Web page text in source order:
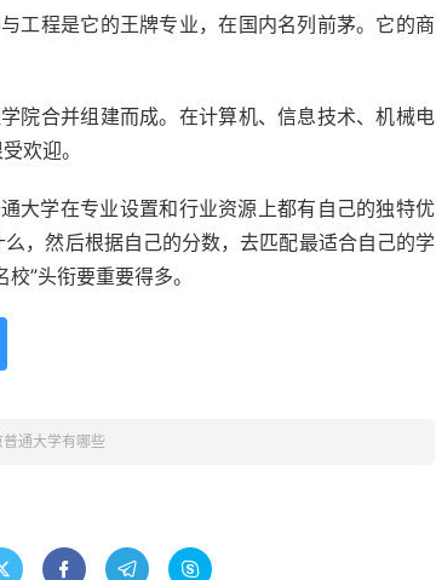
工程是它的王牌专业，在国内名列前茅。它的商
院合并组建而成。在计算机、信息技术、机械电
欢迎。
大学在专业设置和行业资源上都有自己的独特优
，然后根据自己的分数，去匹配最适合自己的学
”头衔要重要得多。
普通大学有哪些
  